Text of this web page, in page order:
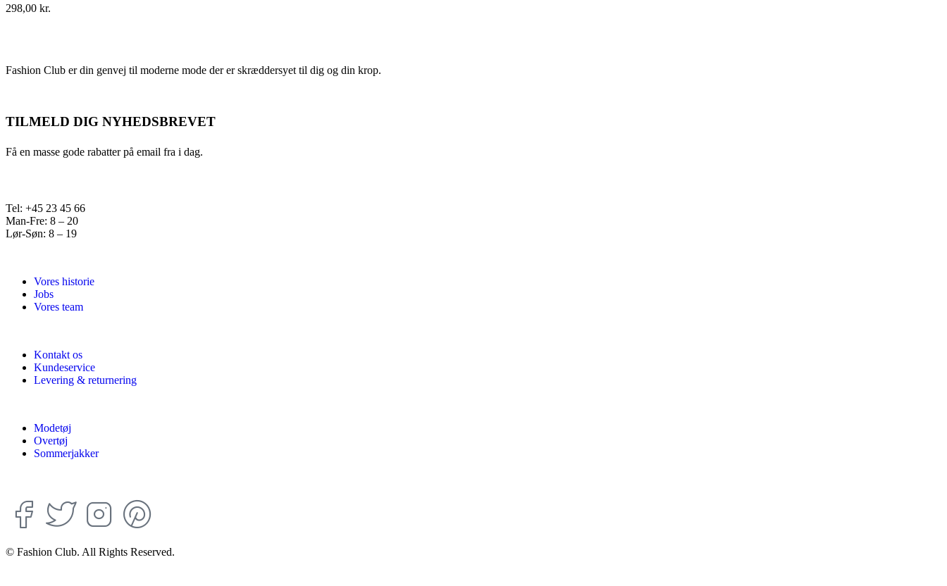
298,00 kr.
Fashion Club er din genvej til moderne mode der er skræddersyet til dig og din krop.
TILMELD DIG NYHEDSBREVET
Få en masse gode rabatter på email fra i dag.
Tel: +45 23 45 66
Man-Fre: 8 – 20
Lør-Søn: 8 – 19
Vores historie
Jobs
Vores team
Kontakt os
Kundeservice
Levering & returnering
Modetøj
Overtøj
Sommerjakker
© Fashion Club. All Rights Reserved.